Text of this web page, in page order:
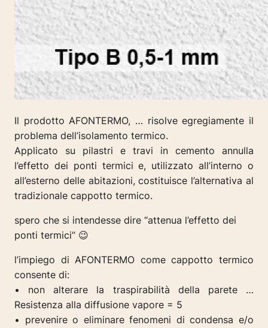
Il prodotto AFONTERMO, … risolve egregiamente il
problema dell’isolamento termico.
Applicato su pilastri e travi in cemento annulla
l’effetto dei ponti termici e, utilizzato all’interno o
all’esterno delle abitazioni, costituisce l’alternativa al
tradizionale cappotto termico.
spero che si intendesse dire “attenua l’effetto dei
ponti termici” 😉
l’impiego di AFONTERMO come cappotto termico
consente di:
• non alterare la traspirabilità della parete …
Resistenza alla diffusione vapore = 5
• prevenire o eliminare fenomeni di condensa e/o